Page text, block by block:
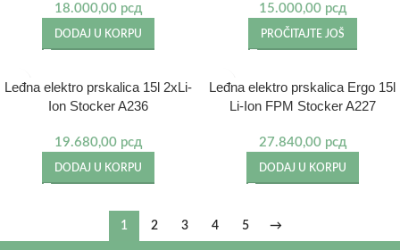
18.000,00 рсд
DODAJ U KORPU
15.000,00 рсд
PROČITAJTE JOŠ
Leđna elektro prskalica 15l 2xLi-
Ion Stocker A236
19.680,00 рсд
DODAJ U KORPU
Leđna elektro prskalica Ergo 15l
Li-Ion FPM Stocker A227
27.840,00 рсд
DODAJ U KORPU
1 2 3 4 5 →